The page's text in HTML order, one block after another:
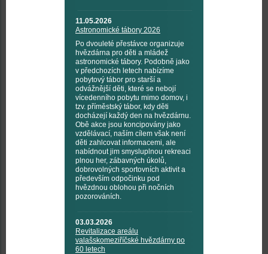
11.05.2026
Astronomické tábory 2026
Po dvouleté přestávce organizuje
hvězdárna pro děti a mládež
astronomické tábory. Podobně jako
v předchozích letech nabízíme
pobytový tábor pro starší a
odvážnější děti, které se nebojí
vícedenního pobytu mimo domov, i
tzv. příměstský tábor, kdy děti
docházejí každý den na hvězdárnu.
Obě akce jsou koncipovány jako
vzdělávací, naším cílem však není
děti zahlcovat informacemi, ale
nabídnout jim smysluplnou rekreaci
plnou her, zábavných úkolů,
dobrovolných sportovních aktivit a
především odpočinku pod
hvězdnou oblohou při nočních
pozorováních.
03.03.2026
Revitalizace areálu
valašskomeziříčské hvězdárny po
60 letech